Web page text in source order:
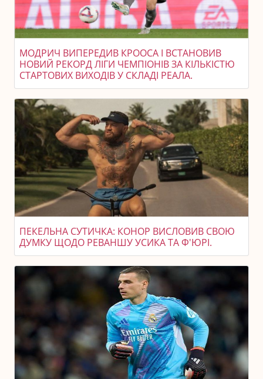
МОДРИЧ ВИПЕРЕДИВ КРООСА І ВСТАНОВИВ
НОВИЙ РЕКОРД ЛІГИ ЧЕМПІОНІВ ЗА КІЛЬКІСТЮ
СТАРТОВИХ ВИХОДІВ У СКЛАДІ РЕАЛА.
ПЕКЕЛЬНА СУТИЧКА: КОНОР ВИСЛОВИВ СВОЮ
ДУМКУ ЩОДО РЕВАНШУ УСИКА ТА Ф'ЮРІ.